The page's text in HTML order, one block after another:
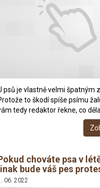
psů je vlastně velmi špatným
to škodí spíše psímu
tedy redaktor řekne, co
chováte psa v
bude váš pes
06. 2022